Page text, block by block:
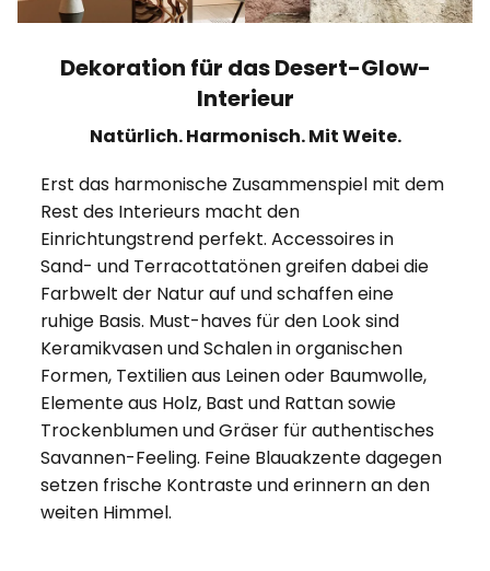
Dekoration für das Desert-Glow-
Interieur
Natürlich. Harmonisch. Mit Weite.
Erst das harmonische Zusammenspiel mit dem
Rest des Interieurs macht den
Einrichtungstrend perfekt. Accessoires in
Sand- und Terracottatönen greifen dabei die
Farbwelt der Natur auf und schaffen eine
ruhige Basis. Must-haves für den Look sind
Keramikvasen und Schalen in organischen
Formen, Textilien aus Leinen oder Baumwolle,
Elemente aus Holz, Bast und Rattan sowie
Trockenblumen und Gräser für authentisches
Savannen-Feeling. Feine Blauakzente dagegen
setzen frische Kontraste und erinnern an den
weiten Himmel.